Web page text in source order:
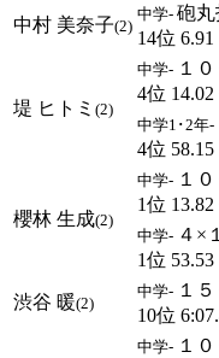
中村 美奈子(2)
中学- 砲丸
14位 6.91
堤 ヒトミ (2)
中学- １
4位 14.02
中学1･2年-
4位 58.15
櫻林 生成(2)
中学- １
1位 13.82
中学- ４×
1位 53.53
渋谷 暖(2)
中学- １
10位
中学- １